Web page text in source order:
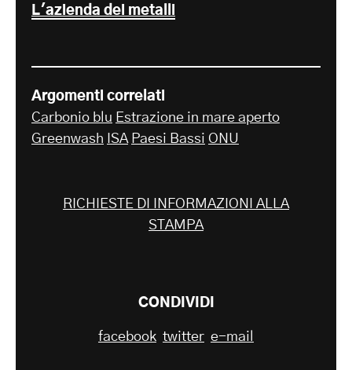
L'azienda dei metalli
Argomenti correlati
Carbonio blu Estrazione in mare aperto
Greenwash
ISA Paesi Bassi ONU
RICHIESTE DI INFORMAZIONI ALLA
STAMPA
CONDIVIDI
facebook twitter e-mail